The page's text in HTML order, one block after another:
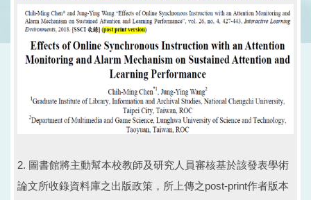
2. 圖書館將主動幫本校教師及研究人員審核基於該發表學術
論文所收錄資料庫之出版政策，所上傳之post-print作者版本